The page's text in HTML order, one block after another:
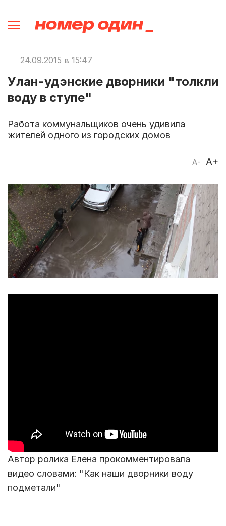
24.09.2015 в 15:47
Улан-удэнские дворники "толкли
воду в ступе"
Работа коммунальщиков очень удивила
жителей одного из городских домов
A- A+
Автор ролика Елена прокомментировала
видео словами: "Как наши дворники воду
подметали"